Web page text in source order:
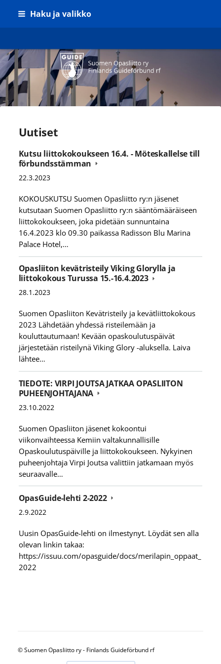
Siirry
Haku ja valikko
Suomen Opasliitto ry
Uutiset
Kutsu liittokokoukseen 16.4. - Möteskallelse till
förbundsstämman
22.3.2023
KOKOUSKUTSU Suomen Opasliitto ry:n jäsenet
kutsutaan Suomen Opasliitto ry:n sääntömääräiseen
liittokokoukseen, joka pidetään sunnuntaina
16.4.2023 klo 09.30 paikassa Radisson Blu Marina
Palace Hotel,…
Opasliiton kevätristeily Viking Glorylla ja
liittokokous Turussa 15.-16.4.2023
28.1.2023
Suomen Opasliiton Kevätristeily ja kevätliittokokous
2023 Lähdetään yhdessä risteilemään ja
kouluttautumaan! Kevään opaskoulutuspäivät
järjestetään risteilynä Viking Glory -aluksella. Laiva
lähtee…
TIEDOTE: VIRPI JOUTSA JATKAA OPASLIITON
PUHEENJOHTAJANA
23.10.2022
Suomen Opasliiton jäsenet kokoontui
viikonvaihteessa Kemiin valtakunnallisille
Opaskoulutuspäiville ja liittokokoukseen. Nykyinen
puheenjohtaja Virpi Joutsa valittiin jatkamaan myös
seuraavalle…
OpasGuide-lehti 2-2022
2.9.2022
Uusin OpasGuide-lehti on ilmestynyt. Löydät sen alla
olevan linkin takaa:
https://issuu.com/opasguide/docs/merilapin_oppaat_
2022
©Suomen Opasliitto ry - Finlands Guideförbund rf